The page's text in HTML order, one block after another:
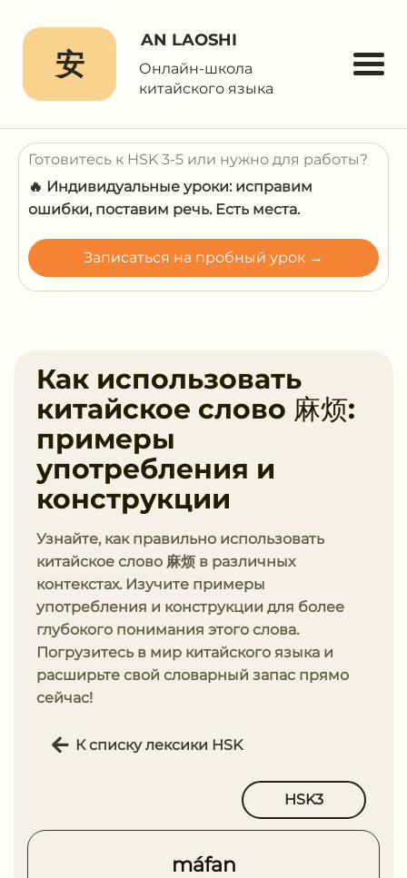
安
AN LAOSHI
Онлайн-школа
китайского языка
Готовитесь к HSK 3-5 или нужно для работы?
🔥 Индивидуальные уроки: исправим
ошибки, поставим речь. Есть места.
Записаться на пробный урок →
Как использовать
китайское слово 麻烦:
примеры
употребления и
конструкции
Узнайте, как правильно использовать
китайское слово 麻烦 в различных
контекстах. Изучите примеры
употребления и конструкции для более
глубокого понимания этого слова.
Погрузитесь в мир китайского языка и
расширьте свой словарный запас прямо
сейчас!
К списку лексики HSK
HSK3
máfan